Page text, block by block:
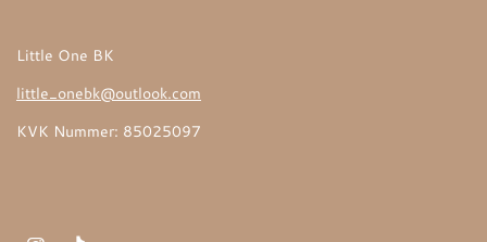
Little One BK
little_onebk@outlook.com
KVK Nummer: 85025097